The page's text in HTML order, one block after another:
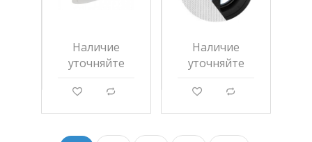
Наличие
уточняйте
g d
Наличие
уточняйте
g d